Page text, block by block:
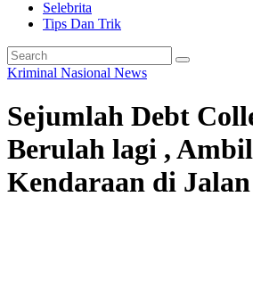
Selebrita
Tips Dan Trik
Kriminal Nasional News
Sejumlah Debt
Berulah lagi ,
Kendaraan di Jalan